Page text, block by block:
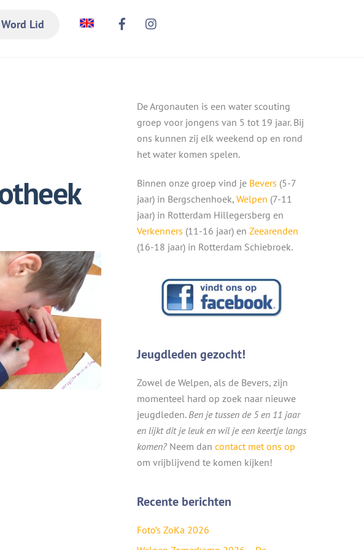
Word Lid
De Argonauten is een water scouting
groep voor jongens van 5 tot 19 jaar. Bij
ons kunnen zij elk weekend op en rond
het water komen spelen.
Binnen onze groep vind je Bevers (5-7
jaar) in Bergschenhoek, Welpen (7-11
jaar) in Rotterdam Hillegersberg en
Verkenners (11-16 jaar) en Zeearenden
(16-18 jaar) in Rotterdam Schiebroek.
Jeugdleden gezocht!
Zowel de Welpen, als de Bevers, zijn
momenteel hard op zoek naar nieuwe
jeugdleden. Ben je tussen de 5 en 11 jaar
en lijkt dit je leuk en wil je een keertje langs
komen?Neem dan contact met ons op
om vrijblijvend te komen kijken!
Recente berichten
Foto’s ZoKa 2026